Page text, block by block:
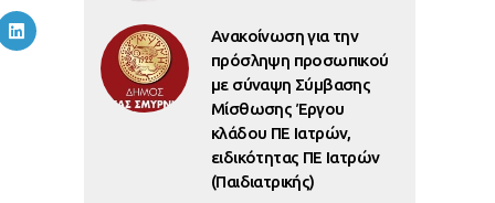
Ανακοίνωση για την
πρόσληψη προσωπικού
με σύναψη Σύμβασης
Μίσθωσης Έργου
κλάδου ΠΕ Ιατρών,
ειδικότητας ΠΕ Ιατρών
(Παιδιατρικής)